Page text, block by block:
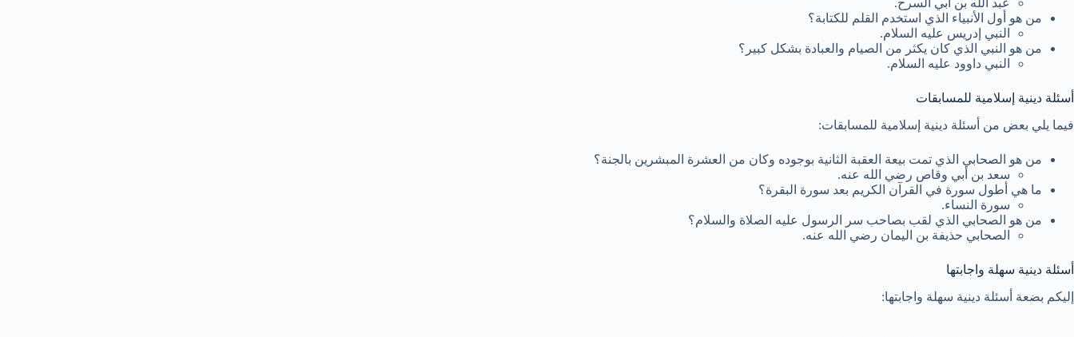
عبد الله بن أبي السرح.
من هو أول الأنبياء الذي استخدم القلم للكتابة؟
النبي إدريس عليه السلام.
من هو النبي الذي كان يكثر من الصيام والعبادة بشكل كبير؟
النبي داوود عليه السلام.
أسئلة دينية إسلامية للمسابقات
فيما يلي بعض من أسئلة دينية إسلامية للمسابقات:
من هو الصحابي الذي تمت بيعة العقبة الثانية بوجوده وكان من العشرة المبشرين بالجنة؟
سعد بن أبي وقاص رضي الله عنه.
ما هي أطول سورة في القرآن الكريم بعد سورة البقرة؟
سورة النساء.
من هو الصحابي الذي لقب بصاحب سر الرسول عليه الصلاة والسلام؟
الصحابي حذيفة بن اليمان رضي الله عنه.
أسئلة دينية سهلة واجابتها
إليكم بضعة أسئلة دينية سهلة واجابتها: